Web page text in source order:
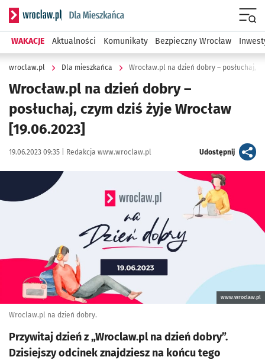
Serwis informacyjny wroclaw.pl podserwis: Dla mieszkańca
WAKACJE Aktualności Komunikaty Bezpieczny Wrocław
wroclaw.pl Dla mieszkańca Wrocław.pl na dzień dobry – posłuchaj,
Wrocław.pl na dzień dobry –
posłuchaj, czym dziś żyje Wrocław
[19.06.2023]
Data publikacji:
19.06.2023 09:35 | Autor:
Redakcja www.wroclaw.pl Udostępnijartykuł
Kliknij, aby powiększyć
www.wroclaw.pl
Wroclaw.pl na dzień dobry.
Przywitaj dzień z „Wroclaw.pl na dzień dobry”.
Dzisiejszy odcinek znajdziesz na końcu tego